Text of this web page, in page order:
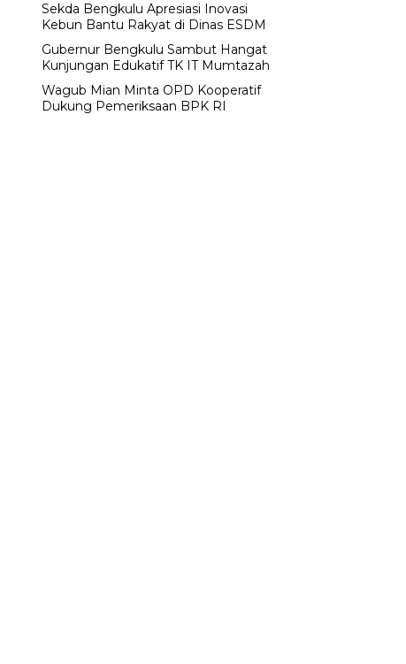
Sekda Bengkulu Apresiasi Inovasi
Kebun Bantu Rakyat di Dinas ESDM
Gubernur Bengkulu Sambut Hangat
Kunjungan Edukatif TK IT Mumtazah
Wagub Mian Minta OPD Kooperatif
Dukung Pemeriksaan BPK RI